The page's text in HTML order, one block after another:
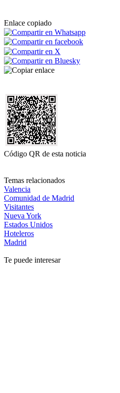
Enlace copiado
Código QR de esta noticia
Temas relacionados
Valencia
Comunidad de Madrid
Visitantes
Nueva York
Estados Unidos
Hoteleros
Madrid
Te puede interesar